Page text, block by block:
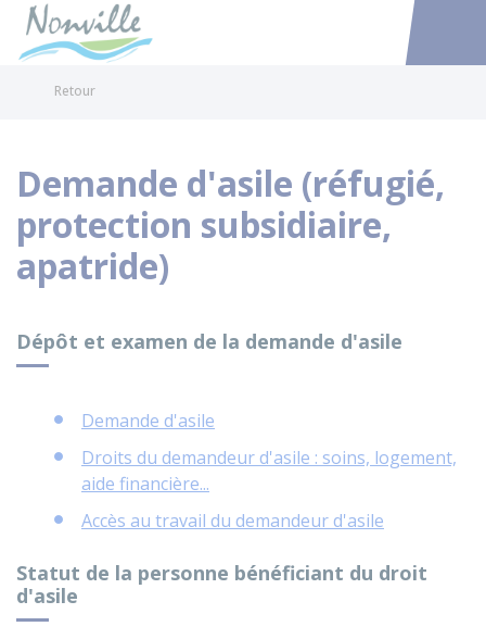
Accéder
Retour
Demande d'asile (réfugié,
protection subsidiaire,
apatride)
Dépôt et examen de la demande d'asile
Demande d'asile
Droits du demandeur d'asile : soins, logement,
aide financière...
Accès au travail du demandeur d'asile
Statut de la personne bénéficiant du droit
d'asile